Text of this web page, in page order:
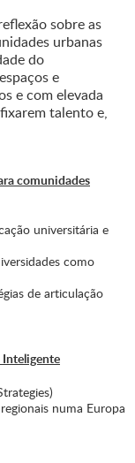
sobre as
urbanas
do
e
e com elevada
talento e,
comunidades
universitária e
como
de articulação
Inteligente
numa Europa